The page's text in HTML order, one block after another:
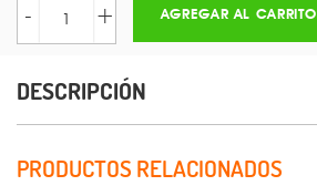
- + AGREGAR AL CARRITO
DESCRIPCIÓN
PRODUCTOS RELACIONADOS